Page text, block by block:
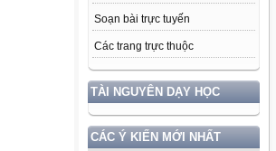
Soạn bài trực tuyến
Các trang trực thuộc
TÀI NGUYÊN DẠY HỌC
CÁC Ý KIẾN MỚI NHẤT